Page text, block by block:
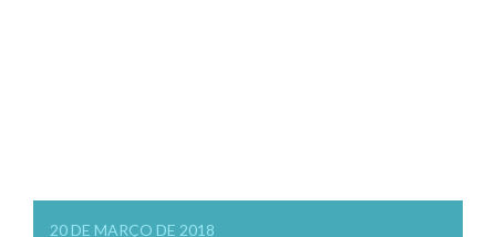
20 DE MARÇO DE 2018